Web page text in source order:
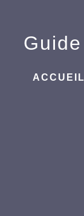
ACCUEIL